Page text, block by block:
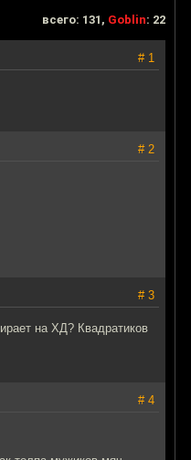
всего: 131, Goblin: 22
# 1
# 2
# 3
на ХД? Квадратиков
# 4